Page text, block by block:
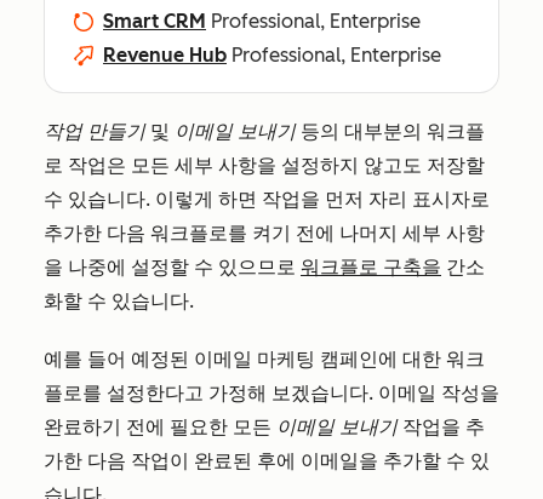
Smart CRM Professional, Enterprise
Revenue Hub Professional, Enterprise
작업 만들기및 이메일 보내기등의 대부분의 워크플
로 작업은 모든 세부 사항을 설정하지 않고도 저장할
수 있습니다. 이렇게 하면 작업을 먼저 자리 표시자로
추가한 다음 워크플로를 켜기 전에 나머지 세부 사항
을 나중에 설정할 수 있으므로 워크플로 구축을 간소
화할 수 있습니다.
예를 들어 예정된 이메일 마케팅 캠페인에 대한 워크
플로를 설정한다고 가정해 보겠습니다. 이메일 작성을
완료하기 전에 필요한 모든 이메일 보내기작업을 추
가한 다음 작업이 완료된 후에 이메일을 추가할 수 있